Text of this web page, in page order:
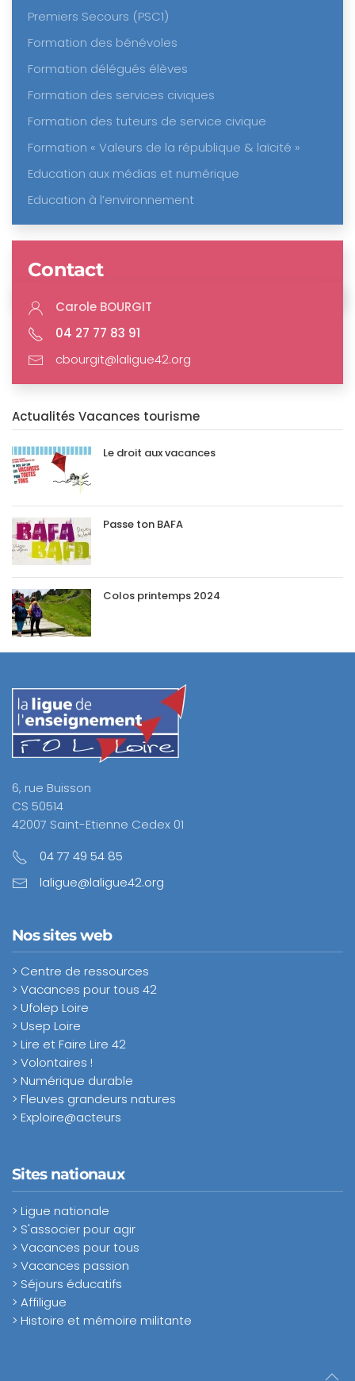
Premiers Secours (PSC1)
Formation des bénévoles
Formation délégués élèves
Formation des services civiques
Formation des tuteurs de service civique
Formation « Valeurs de la république & laïcité »
Education aux médias et numérique
Education à l’environnement
Contact
Carole BOURGIT
04 27 77 83 91
cbourgit@laligue42.org
Actualités Vacances tourisme
Le droit aux vacances
Passe ton BAFA
Colos printemps 2024
6, rue Buisson
CS 50514
42007 Saint-Etienne Cedex 01
04 77 49 54 85
laligue@laligue42.org
Nos sites web
> Centre de ressources
> Vacances pour tous 42
> Ufolep Loire
> Usep Loire
> Lire et Faire Lire 42
> Volontaires !
> Numérique durable
> Fleuves grandeurs natures
> Exploire@acteurs
Sites nationaux
> Ligue nationale
> S'associer pour agir
> Vacances pour tous
> Vacances passion
> Séjours éducatifs
> Affiligue
> Histoire et mémoire militante